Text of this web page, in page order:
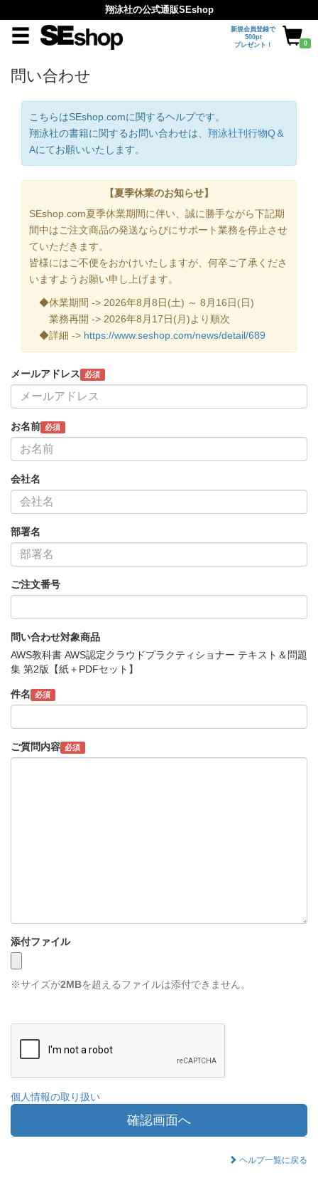
翔泳社の公式通販SEshop
新規会員登録で
500pt
プレゼント！
0
問い合わせ
こちらはSEshop.comに関するヘルプです。
翔泳社の書籍に関するお問い合わせは、 翔泳社刊行物Q＆
Aにてお願いいたします。
【夏季休業のお知らせ】
SEshop.com夏季休業期間に伴い、誠に勝手ながら下記期
間中はご注文商品の発送ならびにサポート業務を停止させ
ていただきます。
皆様にはご不便をおかけいたしますが、何卒ご了承くださ
いますようお願い申し上げます。
◆休業期間 -> 2026年8月8日(土) ～ 8月16日(日)
業務再開 -> 2026年8月17日(月)より順次
◆詳細 -> https://www.seshop.com/news/detail/689
メールアドレス 必須
お名前 必須
会社名
部署名
ご注文番号
問い合わせ対象商品
AWS教科書 AWS認定クラウドプラクティショナー テキスト＆問題
集 第2版【紙＋PDFセット】
件名 必須
ご質問内容 必須
添付ファイル
※サイズが2MBを超えるファイルは添付できません。
個人情報の取り扱い
確認画面へ
ヘルプ一覧に戻る